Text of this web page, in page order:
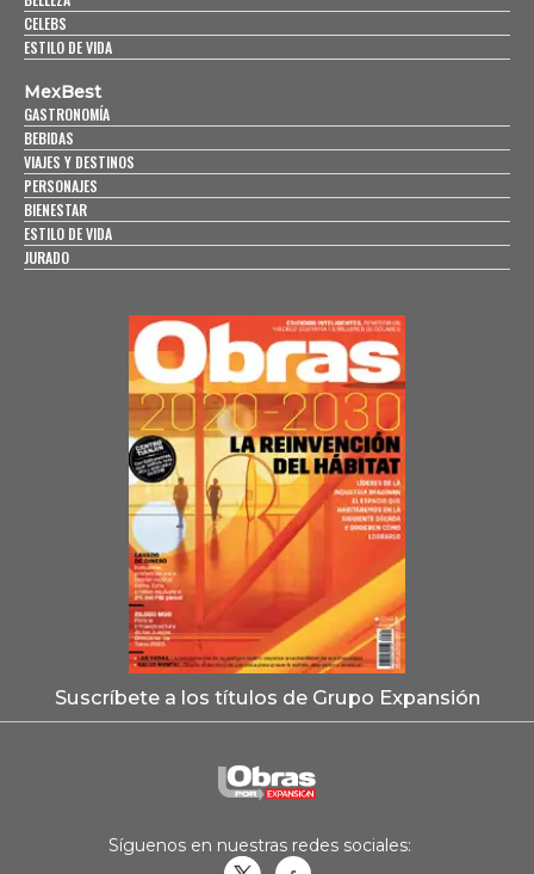
CELEBS
ESTILO DE VIDA
MexBest
GASTRONOMÍA
BEBIDAS
VIAJES Y DESTINOS
PERSONAJES
BIENESTAR
ESTILO DE VIDA
JURADO
Suscríbete a los títulos de Grupo Expansión
Síguenos en nuestras redes sociales: